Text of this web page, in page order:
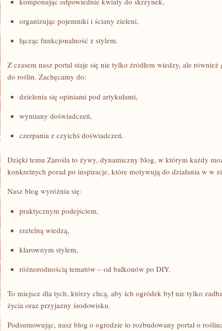
organizując pojemniki i ściany zieleni,
łącząc funkcjonalność z stylem.
Z czasem nasz portal staje się nie tylko źródłem wiedzy, ale również
do roślin. Zachęcamy do:
dzielenia się opiniami pod artykułami,
wymiany doświadczeń,
czerpania z czyichś doświadczeń.
Dzięki temu Zarośla to żywy, dynamiczny blog, w którym każdy
konkretnych porad po inspiracje, które motywują do działania w w
Nasz blog wyróżnia się:
praktycznym podejściem,
rzetelną wiedzą,
klarownym stylem,
różnorodnością tematów – od balkonów po DIY.
To miejsce dla tych, którzy chcą, aby ich ogródek był nie tylko
życia oraz przyjazny środowisku.
Podsumowując, nasz blog o ogrodzie to rozbudowany portal o